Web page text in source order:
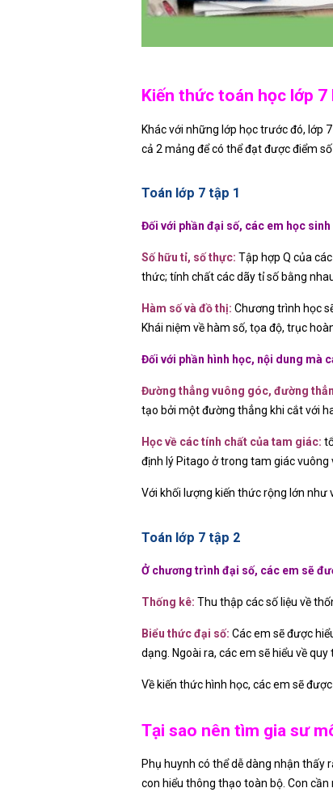
Kiến thức toán học lớp
Khác với những lớp học trước đó, lớp
cả 2 mảng để có thể đạt được điểm
Toán lớp 7 tập 1
Đối với phần đại số, các em học
Số hữu tỉ, số thực: Tập hợp Q của
thức; tính chất các dãy tỉ số bằng
Hàm số và đồ thị: Chương trình học
Khái niệm về hàm số, tọa độ, trục
Đối với phần hình học, nội dung mà
Đường thẳng vuông góc, đường
tạo bởi một đường thẳng khi cắt với
Học về các tính chất của tam giác:
định lý Pitago ở trong tam giác
Với khối lượng kiến thức rộng lớn như
Toán lớp 7 tập 2
Ở chương trình đại số, các em sẽ
Thống kê: Thu thập các số liệu về
Biểu thức đại số: Các em sẽ được
dạng. Ngoài ra, các em sẽ hiểu về
Về kiến thức hình học, các em sẽ
Tại sao nên tìm gia sư
Phụ huynh có thể dễ dàng nhận thấy
con hiểu thông thạo toàn bộ. Con